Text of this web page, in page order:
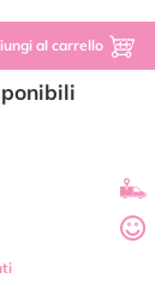
al carrello